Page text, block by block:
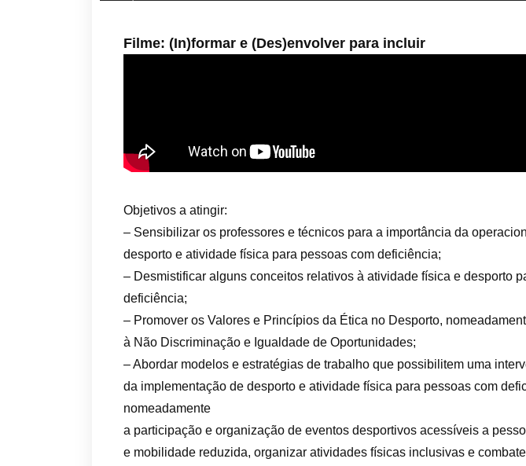
Filme: (In)formar e (Des)envolver para incluir
Objetivos a atingir:
– Sensibilizar os professores e técnicos para a importância da
desporto e atividade física para pessoas com deficiência;
– Desmistificar alguns conceitos relativos à atividade física e desporto
deficiência;
– Promover os Valores e Princípios da Ética no Desporto,
à Não Discriminação e Igualdade de Oportunidades;
– Abordar modelos e estratégias de trabalho que possibilitem uma
da implementação de desporto e atividade física para pessoas com
nomeadamente
a participação e organização de eventos desportivos acessíveis a
e mobilidade reduzida, organizar atividades físicas inclusivas e